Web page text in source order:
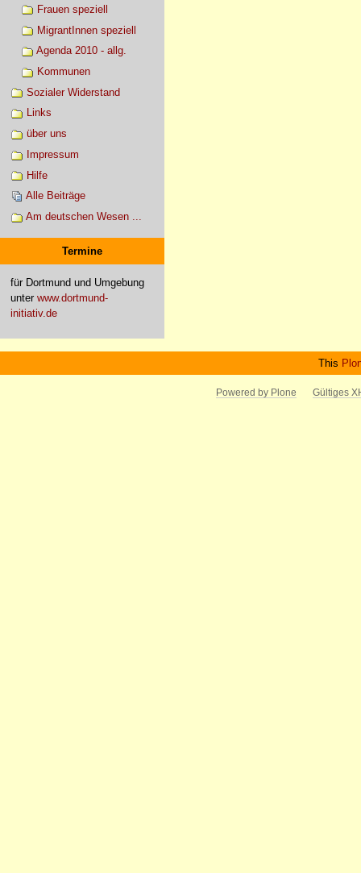
Frauen speziell
MigrantInnen speziell
Agenda 2010 - allg.
Kommunen
Sozialer Widerstand
Links
über uns
Impressum
Hilfe
Alle Beiträge
Am deutschen Wesen ...
Termine
für Dortmund und Umgebung
unter www.dortmund-
initiativ.de
This
Powered by Plone Gültiges